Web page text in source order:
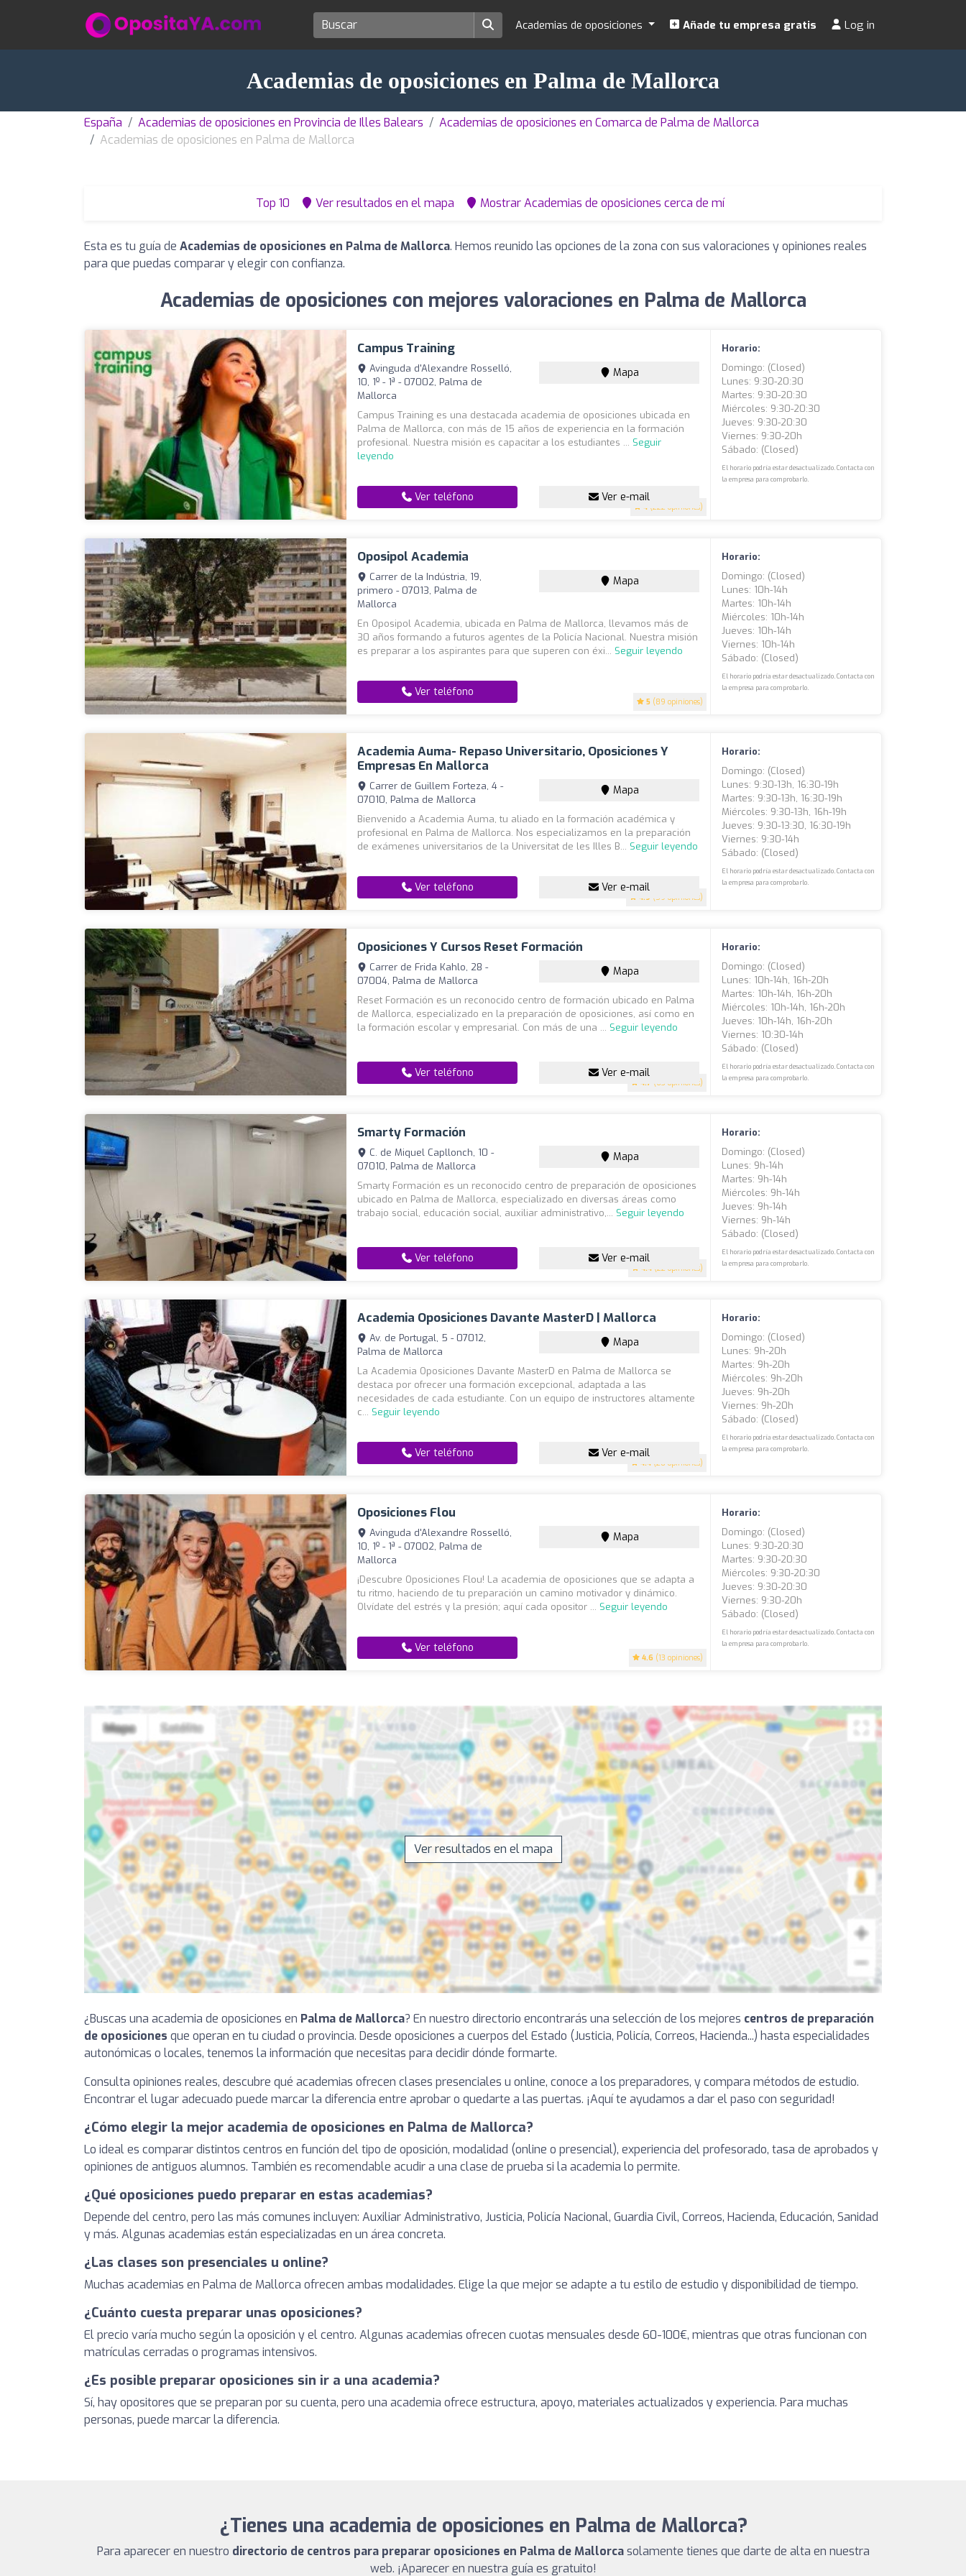
Academias de oposiciones Añade tu empresa gratis Log in
Academias de oposiciones en Palma de Mallorca
España Academias de oposiciones en Provincia de Illes Balears
Academias de oposiciones en Comarca de Palma de Mallorca
Academias de oposiciones en Palma de Mallorca
Top 10 Ver resultados en el mapa Mostrar Academias de oposiciones cerca de mí
Esta es tu guía de Academias de oposiciones en Palma de Mallorca. Hemos reunido las opciones de la zona con sus valoraciones y opiniones reales
para que puedas comparar y elegir con confianza.
Academias de oposiciones con mejores valoraciones en Palma de Mallorca
Campus Training
4 (222 opiniones)
Avinguda d'Alexandre Rosselló,
10, 1º - 1ª - 07002, Palma de
Mallorca
Mapa
Campus Training es una destacada academia de oposiciones ubicada en
Palma de Mallorca, con más de 15 años de experiencia en la formación
profesional. Nuestra misión es capacitar a los estudiantes ... Seguir
leyendo
Ver teléfono Ver e-mail
Horario:
Domingo: (closed)
Lunes: 9:30-20:30
Martes: 9:30-20:30
Miércoles: 9:30-20:30
Jueves: 9:30-20:30
Viernes: 9:30-20h
Sábado: (closed)
El horario podría estar desactualizado. Contacta con
la empresa para comprobarlo.
Oposipol Academia
5 (89 opiniones)
Carrer de la Indústria, 19,
primero - 07013, Palma de
Mallorca
Mapa
En Oposipol Academia, ubicada en Palma de Mallorca, llevamos más de
30 años formando a futuros agentes de la Policía Nacional. Nuestra misión
es preparar a los aspirantes para que superen con éxi... Seguir leyendo
Ver teléfono
Horario:
Domingo: (closed)
Lunes: 10h-14h
Martes: 10h-14h
Miércoles: 10h-14h
Jueves: 10h-14h
Viernes: 10h-14h
Sábado: (closed)
El horario podría estar desactualizado. Contacta con
la empresa para comprobarlo.
Academia Auma- Repaso Universitario, Oposiciones Y
Empresas En Mallorca
4.9 (59 opiniones)
Carrer de Guillem Forteza, 4 -
07010, Palma de Mallorca
Mapa
Bienvenido a Academia Auma, tu aliado en la formación académica y
profesional en Palma de Mallorca. Nos especializamos en la preparación
de exámenes universitarios de la Universitat de les Illes B... Seguir leyendo
Ver teléfono Ver e-mail
Horario:
Domingo: (closed)
Lunes: 9:30-13h, 16:30-19h
Martes: 9:30-13h, 16:30-19h
Miércoles: 9:30-13h, 16h-19h
Jueves: 9:30-13:30, 16:30-19h
Viernes: 9:30-14h
Sábado: (closed)
El horario podría estar desactualizado. Contacta con
la empresa para comprobarlo.
Oposiciones Y Cursos Reset Formación
4.7 (63 opiniones)
Carrer de Frida Kahlo, 28 -
07004, Palma de Mallorca
Mapa
Reset Formación es un reconocido centro de formación ubicado en Palma
de Mallorca, especializado en la preparación de oposiciones, así como en
la formación escolar y empresarial. Con más de una ... Seguir leyendo
Ver teléfono Ver e-mail
Horario:
Domingo: (closed)
Lunes: 10h-14h, 16h-20h
Martes: 10h-14h, 16h-20h
Miércoles: 10h-14h, 16h-20h
Jueves: 10h-14h, 16h-20h
Viernes: 10:30-14h
Sábado: (closed)
El horario podría estar desactualizado. Contacta con
la empresa para comprobarlo.
Smarty Formación
4.4 (22 opiniones)
C. de Miquel Capllonch, 10 -
07010, Palma de Mallorca
Mapa
Smarty Formación es un reconocido centro de preparación de oposiciones
ubicado en Palma de Mallorca, especializado en diversas áreas como
trabajo social, educación social, auxiliar administrativo,... Seguir leyendo
Ver teléfono Ver e-mail
Horario:
Domingo: (closed)
Lunes: 9h-14h
Martes: 9h-14h
Miércoles: 9h-14h
Jueves: 9h-14h
Viernes: 9h-14h
Sábado: (closed)
El horario podría estar desactualizado. Contacta con
la empresa para comprobarlo.
Academia Oposiciones Davante MasterD | Mallorca
4.4 (20 opiniones)
Av. de Portugal, 5 - 07012,
Palma de Mallorca
Mapa
La Academia Oposiciones Davante MasterD en Palma de Mallorca se
destaca por ofrecer una formación excepcional, adaptada a las
necesidades de cada estudiante. Con un equipo de instructores altamente
c... Seguir leyendo
Ver teléfono Ver e-mail
Horario:
Domingo: (closed)
Lunes: 9h-20h
Martes: 9h-20h
Miércoles: 9h-20h
Jueves: 9h-20h
Viernes: 9h-20h
Sábado: (closed)
El horario podría estar desactualizado. Contacta con
la empresa para comprobarlo.
Oposiciones Flou
4.6 (13 opiniones)
Avinguda d'Alexandre Rosselló,
10, 1º - 1ª - 07002, Palma de
Mallorca
Mapa
¡Descubre Oposiciones Flou! La academia de oposiciones que se adapta a
tu ritmo, haciendo de tu preparación un camino motivador y dinámico.
Olvídate del estrés y la presión; aquí cada opositor ... Seguir leyendo
Ver teléfono
Horario:
Domingo: (closed)
Lunes: 9:30-20:30
Martes: 9:30-20:30
Miércoles: 9:30-20:30
Jueves: 9:30-20:30
Viernes: 9:30-20h
Sábado: (closed)
El horario podría estar desactualizado. Contacta con
la empresa para comprobarlo.
Ver resultados en el mapa
¿Buscas una academia de oposiciones en Palma de Mallorca? En nuestro directorio encontrarás una selección de los mejores centros de preparación
de oposiciones que operan en tu ciudad o provincia. Desde oposiciones a cuerpos del Estado (Justicia, Policía, Correos, Hacienda...) hasta especialidades
autonómicas o locales, tenemos la información que necesitas para decidir dónde formarte.
Consulta opiniones reales, descubre qué academias ofrecen clases presenciales u online, conoce a los preparadores, y compara métodos de estudio.
Encontrar el lugar adecuado puede marcar la diferencia entre aprobar o quedarte a las puertas. ¡Aquí te ayudamos a dar el paso con seguridad!
¿Cómo elegir la mejor academia de oposiciones en Palma de Mallorca?
Lo ideal es comparar distintos centros en función del tipo de oposición, modalidad (online o presencial), experiencia del profesorado, tasa de aprobados y
opiniones de antiguos alumnos. También es recomendable acudir a una clase de prueba si la academia lo permite.
¿Qué oposiciones puedo preparar en estas academias?
Depende del centro, pero las más comunes incluyen: Auxiliar Administrativo, Justicia, Policía Nacional, Guardia Civil, Correos, Hacienda, Educación, Sanidad
y más. Algunas academias están especializadas en un área concreta.
¿Las clases son presenciales u online?
Muchas academias en Palma de Mallorca ofrecen ambas modalidades. Elige la que mejor se adapte a tu estilo de estudio y disponibilidad de tiempo.
¿Cuánto cuesta preparar unas oposiciones?
El precio varía mucho según la oposición y el centro. Algunas academias ofrecen cuotas mensuales desde 60-100€, mientras que otras funcionan con
matrículas cerradas o programas intensivos.
¿Es posible preparar oposiciones sin ir a una academia?
Sí, hay opositores que se preparan por su cuenta, pero una academia ofrece estructura, apoyo, materiales actualizados y experiencia. Para muchas
personas, puede marcar la diferencia.
¿Tienes una academia de oposiciones en Palma de Mallorca?
Para aparecer en nuestro directorio de centros para preparar oposiciones en Palma de Mallorcasolamente tienes que darte de alta en nuestra
web. ¡Aparecer en nuestra guía es gratuito!